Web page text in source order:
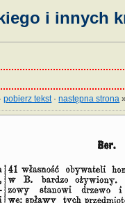
i innych
·pobierz tekst·następna strona »